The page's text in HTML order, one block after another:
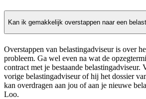
Kan ik gemakkelijk overstappen naar een
Overstappen van belastingadviseur is over
probleem. Ga wel even na wat de
contract met je bestaande belastingadviseur.
vorige belastingadviseur of hij het dossier
kan overdragen aan jou of aan je nieuwe
Loo.